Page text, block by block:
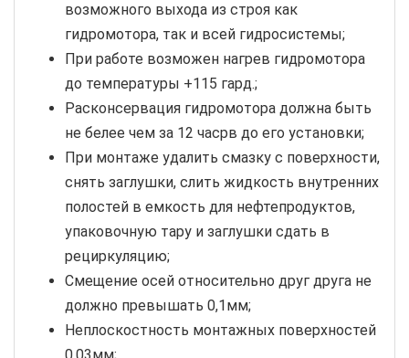
возможного выхода из строя как
гидромотора, так и всей гидросистемы;
При работе возможен нагрев гидромотора
до температуры +115 гард.;
Расконсервация гидромотора должна быть
не белее чем за 12 часрв до его установки;
При монтаже удалить смазку с поверхности,
снять заглушки, слить жидкость внутренних
полостей в емкость для нефтепродуктов,
упаковочную тару и заглушки сдать в
рециркуляцию;
Смещение осей относительно друг друга не
должно превышать 0,1мм;
Неплоскостность монтажных поверхностей